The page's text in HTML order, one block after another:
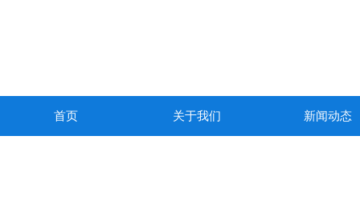
首页 关于我们 新闻动态